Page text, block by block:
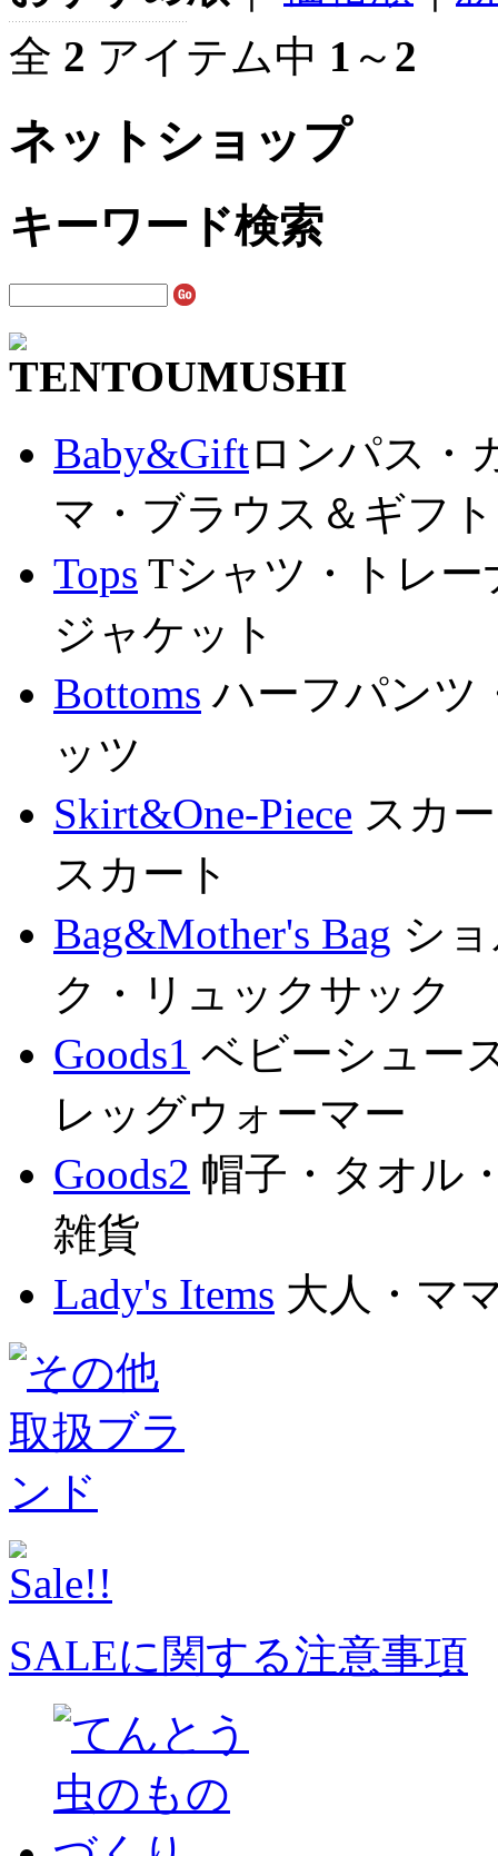
全 2 アイテム中 1 ～ 2
ネットショップ
キーワード検索
Baby&Giftロンパス・
マ・ブラウス＆ギフト
Tops Tシャツ・トレ
ジャケット
Bottoms ハーフパンツ
ッツ
Skirt&One-Piece スカ
スカート
Bag&Mother's Bag シ
ク・リュックサック
Goods1 ベビーシュー
レッグウォーマー
Goods2 帽子・タオル
雑貨
Lady's Items 大人・マ
SALEに関する注意事項